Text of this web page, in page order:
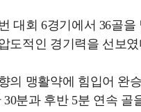
대회 6경기에서 36골을
도적인 경기력을 선보
의 맹활약에 힘입어 완
분과 후반 5분 연속 골